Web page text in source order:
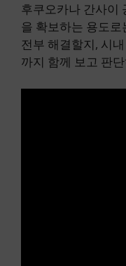
후쿠오카나 간사이
을 확보하는 용도
전부 해결할지, 시
까지 함께 보고 판